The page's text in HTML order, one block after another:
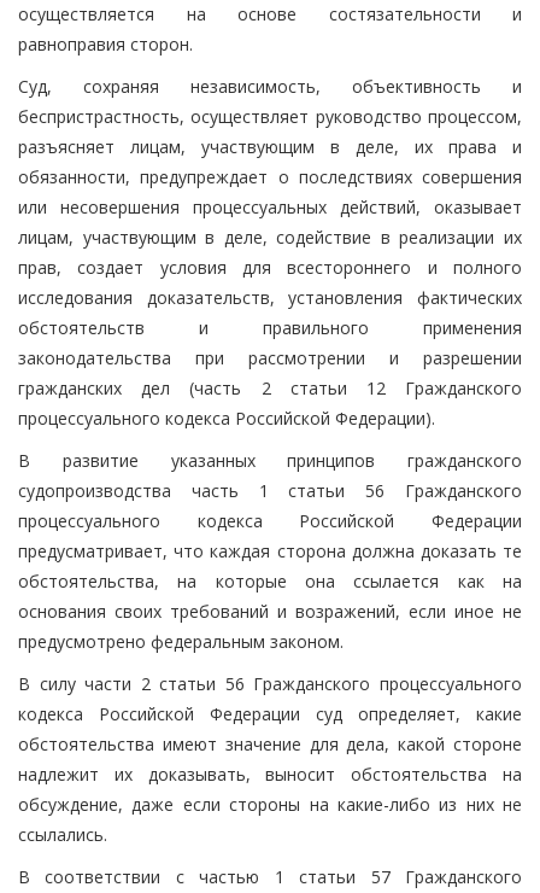
осуществляется на основе состязательности и
равноправия сторон.
Суд, сохраняя независимость, объективность и
беспристрастность, осуществляет руководство процессом,
разъясняет лицам, участвующим в деле, их права и
обязанности, предупреждает о последствиях совершения
или несовершения процессуальных действий, оказывает
лицам, участвующим в деле, содействие в реализации их
прав, создает условия для всестороннего и полного
исследования доказательств, установления фактических
обстоятельств и правильного применения
законодательства при рассмотрении и разрешении
гражданских дел (часть 2 статьи 12 Гражданского
процессуального кодекса Российской Федерации).
В развитие указанных принципов гражданского
судопроизводства часть 1 статьи 56 Гражданского
процессуального кодекса Российской Федерации
предусматривает, что каждая сторона должна доказать те
обстоятельства, на которые она ссылается как на
основания своих требований и возражений, если иное не
предусмотрено федеральным законом.
В силу части 2 статьи 56 Гражданского процессуального
кодекса Российской Федерации суд определяет, какие
обстоятельства имеют значение для дела, какой стороне
надлежит их доказывать, выносит обстоятельства на
обсуждение, даже если стороны на какие-либо из них не
ссылались.
В соответствии с частью 1 статьи 57 Гражданского